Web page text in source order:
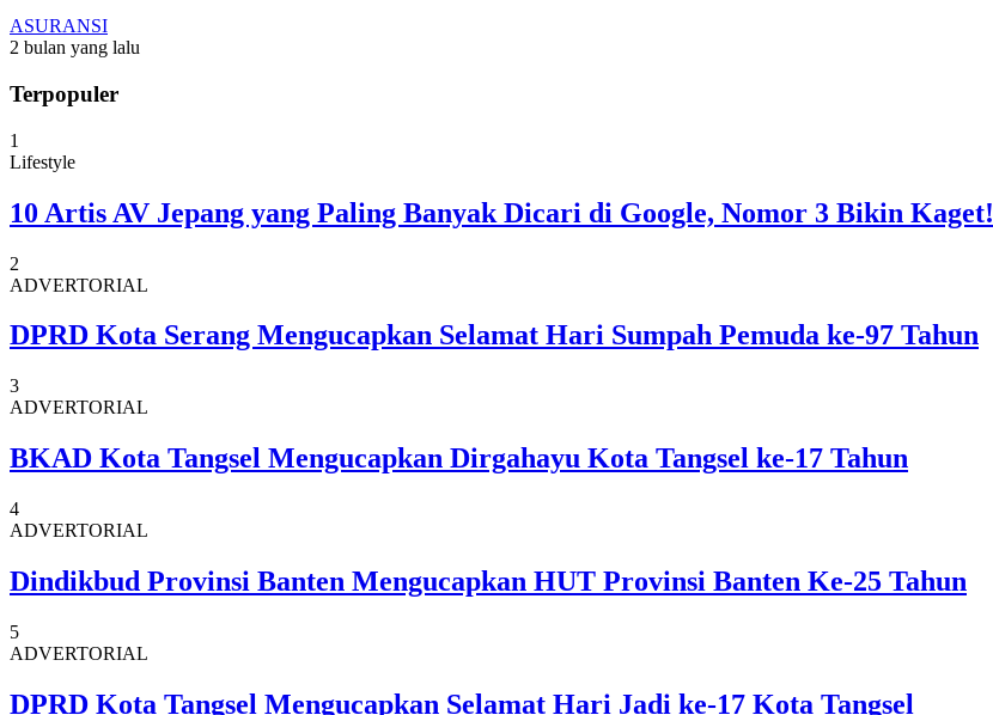
ASURANSI
2 bulan yang lalu
Terpopuler
1
Lifestyle
10 Artis AV Jepang yang Paling Banyak Dicari di Google, Nomor 3 Bikin Kaget!
2
ADVERTORIAL
DPRD Kota Serang Mengucapkan Selamat Hari Sumpah Pemuda ke-97 Tahun
3
ADVERTORIAL
BKAD Kota Tangsel Mengucapkan Dirgahayu Kota Tangsel ke-17 Tahun
4
ADVERTORIAL
Dindikbud Provinsi Banten Mengucapkan HUT Provinsi Banten Ke-25 Tahun
5
ADVERTORIAL
DPRD Kota Tangsel Mengucapkan Selamat Hari Jadi ke-17 Kota Tangsel